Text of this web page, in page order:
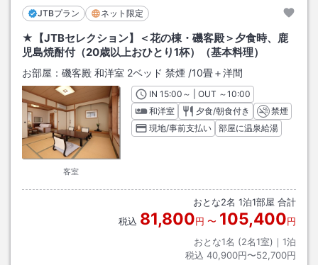
JTBプラン ネット限定
★【JTBセレクション】＜花の棟・磯客殿＞夕食時、鹿
児島焼酎付（20歳以上おひとり1杯）（基本料理）
お部屋： 磯客殿 和洋室 2ベッド 禁煙 /10畳＋洋間
客室
INチェックイン
15:00 ～ | OUT チェックアウト
～10:00
和洋室
夕食/朝食付き
禁煙
現地/事前支払い
部屋に温泉給湯
おとな2名 1泊1部屋 合計
税込 81,800円 〜 105,400円
おとな1名 (2名1室)｜ 1泊
税込 40,900円〜52,700円